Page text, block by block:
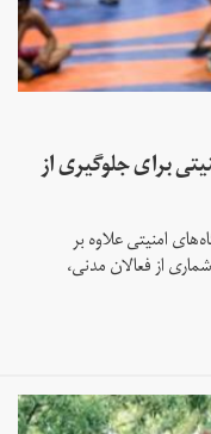
برای جلوگیری از
امنیتی علاوه بر
از فعالان مدنی،